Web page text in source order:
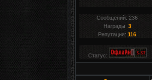
Сообщений:236
Награды: 3
Репутация:116
Статус: